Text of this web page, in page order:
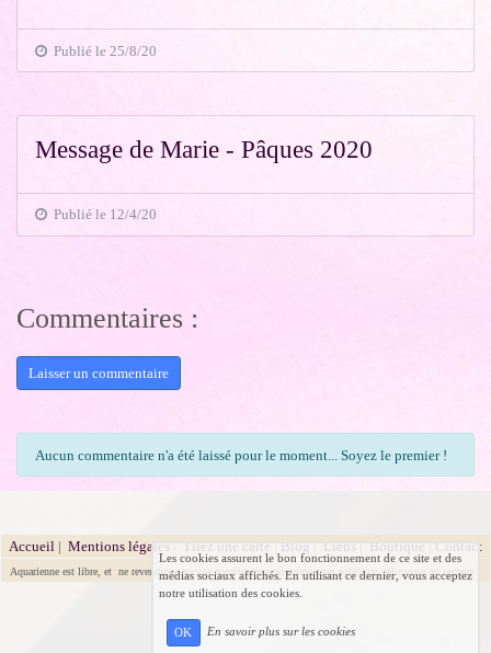
Publié le 25/8/20
Message de Marie - Pâques 2020
Publié le 12/4/20
Commentaires :
Laisser un commentaire
Aucun commentaire n'a été laissé pour le moment... Soyez le premier !
Accueil | Mentions légales|Tirez une carte|Blog|Liens|Boutique|Contact
Aquarienne est libre, et ne revendique aucune appartenance ou orientation politique, religieuse ou sectaire.
Les cookies assurent le bon fonctionnement de ce site et des
médias sociaux affichés. En utilisant ce dernier, vous acceptez
notre utilisation des cookies.
OK En savoir plus sur les cookies